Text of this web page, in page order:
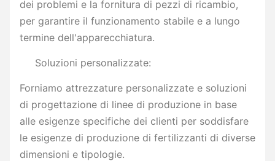
dei problemi e la fornitura di pezzi di ricambio,
per garantire il funzionamento stabile e a lungo
termine dell'apparecchiatura.
Soluzioni personalizzate:
Forniamo attrezzature personalizzate e soluzioni
di progettazione di linee di produzione in base
alle esigenze specifiche dei clienti per soddisfare
le esigenze di produzione di fertilizzanti di diverse
dimensioni e tipologie.